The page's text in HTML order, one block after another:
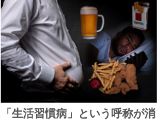
「生活習慣病」という呼称が消